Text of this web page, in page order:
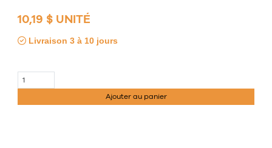
10,19 $ UNITÉ
Livraison 3 à 10 jours
Ajouter au panier